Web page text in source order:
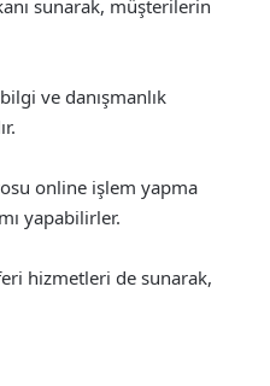
sunarak, müşterilerin
ve danışmanlık
online işlem yapma
yapabilirler.
hizmetleri de sunarak,